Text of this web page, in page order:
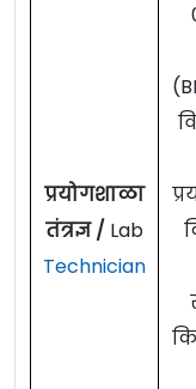
प्रयोगशाळा
तंत्रज्ञ / Lab
Technician